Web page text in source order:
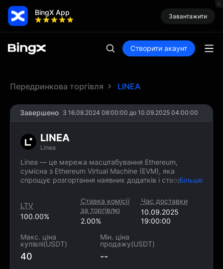
BingX App Завантажити
Створити акаунт
Передринкова торгівля LINEA
Завершено З 16.08.2024 08:00:00 до 10.09.2025 04:00:00
LINEA
Linea
Linea — це мережа масштабування Ethereum,
сумісна з Ethereum Virtual Machine (EVM), яка
спрощує розгортання наявних додатків і створення
мережі. Завдяки ній члени спільноти можуть
використовувати децентралізовані додатки (dApps)
з меншими витратами та вищими швидкостями.
Більше
LTV
100.00%
Ставка комісії
за торгівлю
2.00%
Час доставки
10.09.2025
19:00:00
Макс. ціна
купівлі(USDT)
40
Мін. ціна
продажу(USDT)
--